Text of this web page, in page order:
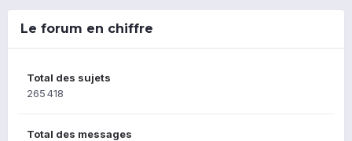
Le forum en chiffre
Total des sujets
265 418
Total des messages